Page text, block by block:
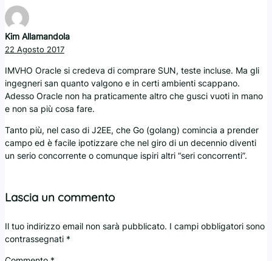
Kim Allamandola
22 Agosto 2017
IMVHO Oracle si credeva di comprare SUN, teste incluse. Ma gli
ingegneri san quanto valgono e in certi ambienti scappano.
Adesso Oracle non ha praticamente altro che gusci vuoti in mano
e non sa più cosa fare.
Tanto più, nel caso di J2EE, che Go (golang) comincia a prender
campo ed è facile ipotizzare che nel giro di un decennio diventi
un serio concorrente o comunque ispiri altri “seri concorrenti”.
Lascia un commento
Il tuo indirizzo email non sarà pubblicato. I campi obbligatori sono
contrassegnati *